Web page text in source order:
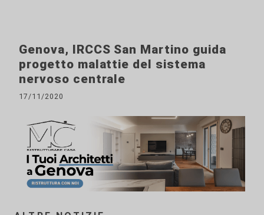
Genova, IRCCS San Martino guida
progetto malattie del sistema
nervoso centrale
17/11/2020